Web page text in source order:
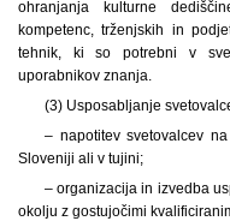
ohranjanja kulturne
kompetenc, trženjskih in
tehnik, ki so potrebni v
uporabnikov znanja.
(3) Usposabljanje
– napotitev svetovalcev
Sloveniji ali v tujini;
– organizacija in izvedba
okolju z gostujočimi